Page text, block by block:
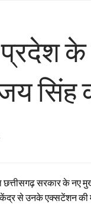
सिंह
छत्तीसगढ़ सरकार के
से उनके एक्सटेंशन की